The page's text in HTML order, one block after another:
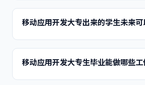
移动应用开发大专出来的学生未来可
移动应用开发大专生毕业能做哪些工